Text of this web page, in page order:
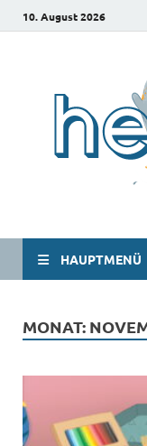
10. August 2026
HAUPTMENÜ
MONAT: